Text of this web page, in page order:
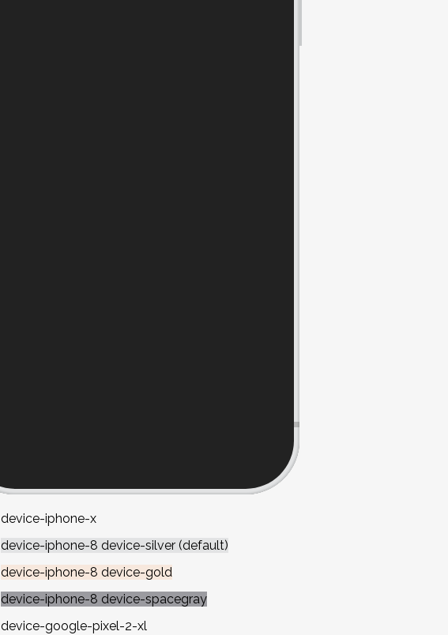
device-iphone-x
device-iphone-8 device-silver (default)
device-iphone-8 device-gold
device-iphone-8 device-spacegray
device-google-pixel-2-xl